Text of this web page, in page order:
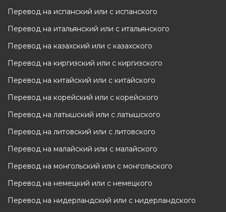
Перевод на испанский или с испанского
Перевод на итальянский или с итальянского
Перевод на казахский или с казахского
Перевод на киргизский или с киргизского
Перевод на китайский или с китайского
Перевод на корейский или с корейского
Перевод на латышский или с латышского
Перевод на литовский или с литовского
Перевод на малайский или с малайского
Перевод на монгольский или с монгольского
Перевод на немецкий или с немецкого
Перевод на нидерландский или с нидерландского